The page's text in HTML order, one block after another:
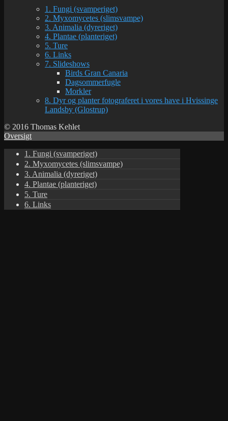
1. Fungi (svamperiget)
2. Myxomycetes (slimsvampe)
3. Animalia (dyreriget)
4. Plantae (planteriget)
5. Ture
6. Links
7. Slideshows
Birds Gran Canaria
Dagsommerfugle
Morkler
8. Dyr og planter fotograferet i vores have i Hvissinge
Landsby (Glostrup)
© 2016 Thomas Kehlet
Oversigt
1. Fungi (svamperiget)
2. Myxomycetes (slimsvampe)
3. Animalia (dyreriget)
4. Plantae (planteriget)
5. Ture
6. Links